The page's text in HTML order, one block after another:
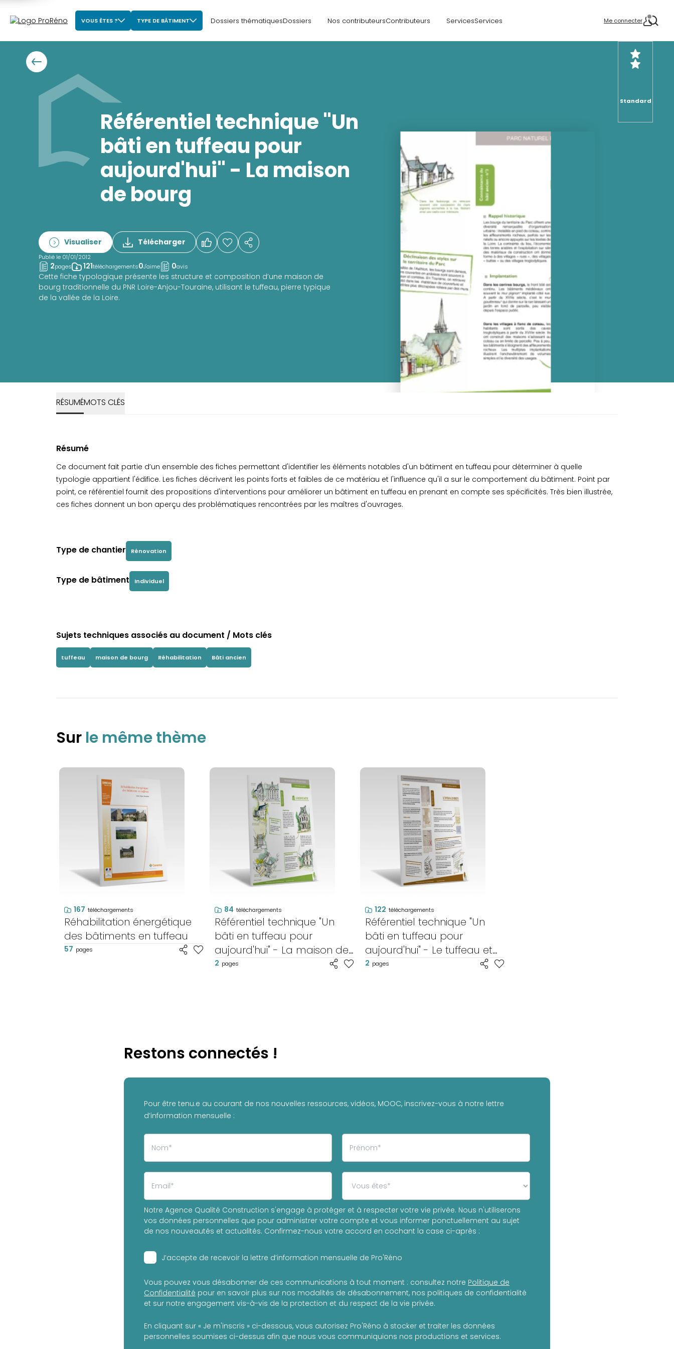
VOUS ÊTES ? TYPE DE BÂTIMENT Dossiers thématiquesDossiers Nos contributeursContributeurs ServicesServices Me connecter
Standard
Référentiel technique "Un
bâti en tuffeau pour
aujourd'hui" - La maison
de bourg
Visualiser Télécharger
Publié le 01/01/2012
2pages 121téléchargements0J'aime 0avis
Cette fiche typologique présente les structure et composition d’une maison de
bourg traditionnelle du PNR Loire-Anjou-Touraine, utilisant le tuffeau, pierre typique
de la vallée de la Loire.
RÉSUMÉMOTS CLÉS
Résumé
Ce document fait partie d’un ensemble des fiches permettant d'identifier les éléments notables d'un bâtiment en tuffeau pour déterminer à quelle
typologie appartient l'édifice. Les fiches décrivent les points forts et faibles de ce matériau et l'influence qu'il a sur le comportement du bâtiment. Point par
point, ce référentiel fournit des propositions d'interventions pour améliorer un bâtiment en tuffeau en prenant en compte ses spécificités. Très bien illustrée,
ces fiches donnent un bon aperçu des problématiques rencontrées par les maîtres d'ouvrages.
Type de chantier Rénovation
Type de bâtiment Individuel
Sujets techniques associés au document / Mots clés
tuffeau maison de bourg Réhabilitation Bâti ancien
Sur le même thème
167 téléchargements
Réhabilitation énergétique
des bâtiments en tuffeau
57 pages
84 téléchargements
Référentiel technique "Un
bâti en tuffeau pour
aujourd'hui" - La maison de
maître
2 pages
122 téléchargements
Référentiel technique "Un
bâti en tuffeau pour
aujourd'hui" - Le tuffeau et
les enduits
2 pages
Restons connectés !
Pour être tenu.e au courant de nos nouvelles ressources, vidéos, MOOC, inscrivez-vous à notre lettre
d’information mensuelle :
Notre Agence Qualité Construction s'engage à protéger et à respecter votre vie privée. Nous n'utiliserons
vos données personnelles que pour administrer votre compte et vous informer ponctuellement au sujet
de nos nouveautés et actualités. Confirmez-nous votre accord en cochant la case ci-après :
J’accepte de recevoir la lettre d’information mensuelle de Pro'Réno
Vous pouvez vous désabonner de ces communications à tout moment : consultez notre Politique de
Confidentialité pour en savoir plus sur nos modalités de désabonnement, nos politiques de confidentialité
et sur notre engagement vis-à-vis de la protection et du respect de la vie privée.
En cliquant sur « Je m'inscris » ci-dessous, vous autorisez Pro'Réno à stocker et traiter les données
personnelles soumises ci-dessus afin que nous vous communiquions nos productions et services.